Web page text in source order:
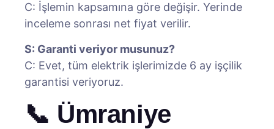
C: İşlemin kapsamına göre değişir. Yerinde
inceleme sonrası net fiyat verilir.
S: Garanti veriyor musunuz?
C: Evet, tüm elektrik işlerimizde 6 ay işçilik
garantisi veriyoruz.
📞 Ümraniye